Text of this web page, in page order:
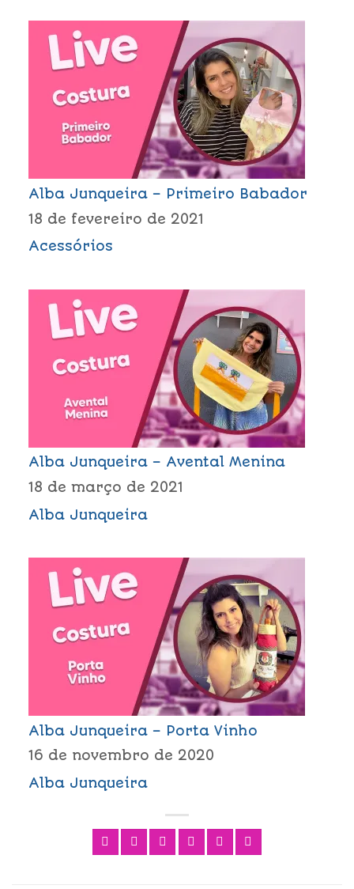
Alba Junqueira – Primeiro Babador
18 de fevereiro de 2021
Acessórios
Alba Junqueira – Avental Menina
18 de março de 2021
Alba Junqueira
Alba Junqueira – Porta Vinho
16 de novembro de 2020
Alba Junqueira